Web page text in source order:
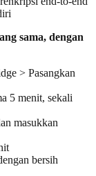
sama, dengan
> Pasangkan
5 menit, sekali
masukkan
bersih